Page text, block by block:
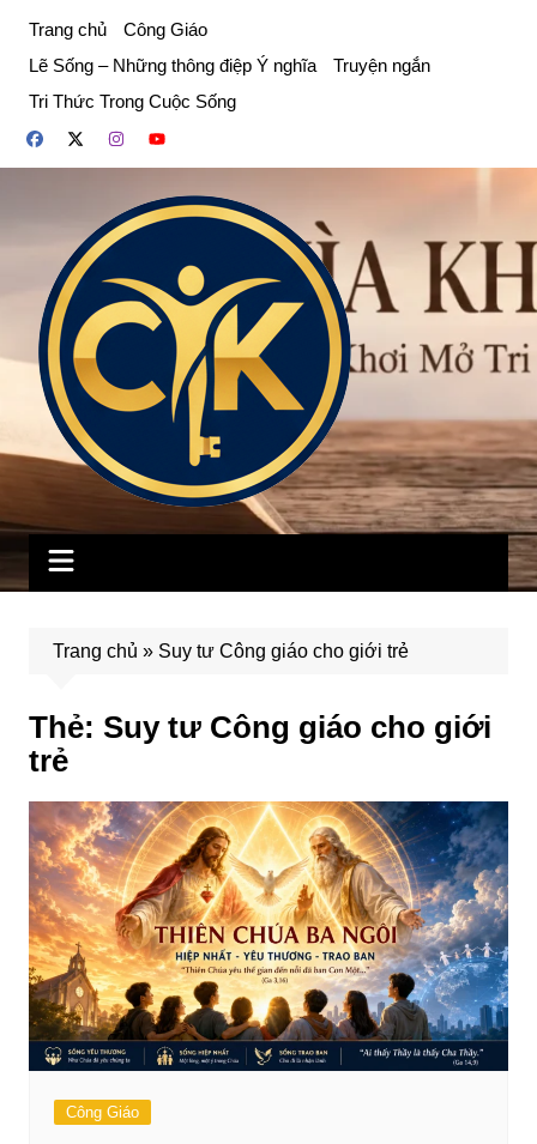
phần
dung
Trang chủ
Công Giáo
Lẽ Sống – Những thông điệp Ý nghĩa
Truyện ngắn
Tri Thức Trong Cuộc Sống
Trang chủ » Suy tư Công giáo cho giới trẻ
Thẻ: Suy tư Công giáo cho giới
trẻ
Công Giáo